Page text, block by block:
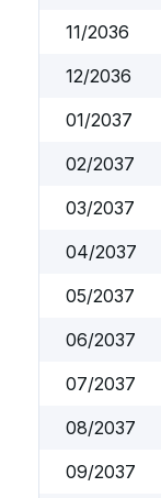
11/2036
12/2036
01/2037
02/2037
03/2037
04/2037
05/2037
06/2037
07/2037
08/2037
09/2037